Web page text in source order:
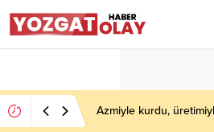
Azmiyle kurdu,